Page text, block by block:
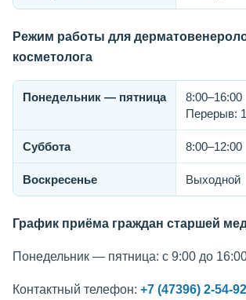
Режим работы для
косметолога
Понедельник — пятница
8:00–16:00
Перерыв:
Суббота 8:00–12:00
Воскресенье Выходной
График приёма граждан старшей
Понедельник — пятница: с 9:00 до
Контактный телефон: +7 (47396) 2-54-92